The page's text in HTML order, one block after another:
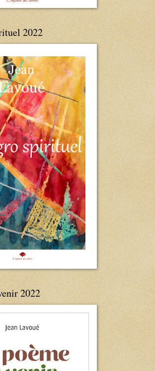
2022
2022